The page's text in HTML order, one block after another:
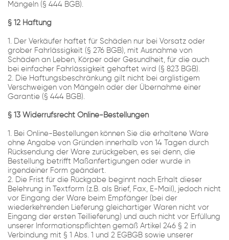
Mängeln (§ 444 BGB).
§ 12 Haftung
1. Der Verkäufer haftet für Schäden nur bei Vorsatz oder
grober Fahrlässigkeit (§ 276 BGB), mit Ausnahme von
Schäden an Leben, Körper oder Gesundheit, für die auch
bei einfacher Fahrlässigkeit gehaftet wird (§ 823 BGB).
2. Die Haftungsbeschränkung gilt nicht bei arglistigem
Verschweigen von Mängeln oder der Übernahme einer
Garantie (§ 444 BGB).
§ 13 Widerrufsrecht Online-Bestellungen
1. Bei Online-Bestellungen können Sie die erhaltene Ware
ohne Angabe von Gründen innerhalb von 14 Tagen durch
Rücksendung der Ware zurückgeben, es sei denn, die
Bestellung betrifft Maßanfertigungen oder wurde in
irgendeiner Form geändert.
2. Die Frist für die Rückgabe beginnt nach Erhalt dieser
Belehrung in Textform (z.B. als Brief, Fax, E-Mail), jedoch nicht
vor Eingang der Ware beim Empfänger (bei der
wiederkehrenden Lieferung gleichartiger Waren nicht vor
Eingang der ersten Teillieferung) und auch nicht vor Erfüllung
unserer Informationspflichten gemäß Artikel 246 § 2 in
Verbindung mit § 1 Abs. 1 und 2 EGBGB sowie unserer